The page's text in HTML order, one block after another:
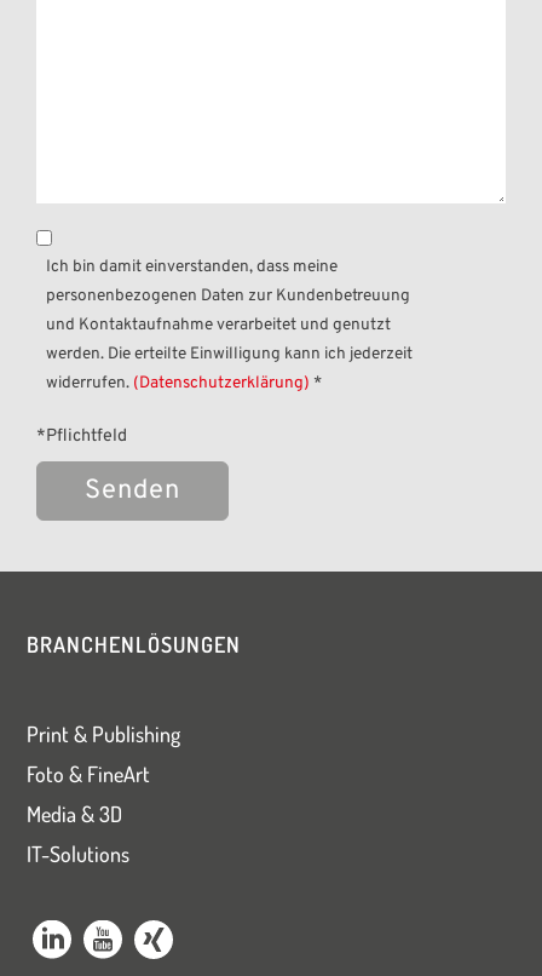
Ich bin damit einverstanden, dass meine
personenbezogenen Daten zur Kundenbetreuung
und Kontaktaufnahme verarbeitet und genutzt
werden. Die erteilte Einwilligung kann ich jederzeit
widerrufen. (Datenschutzerklärung) *
*Pflichtfeld
dieses
Feld
BRANCHENLÖSUNGEN
Print & Publishing
Foto & FineArt
Media & 3D
IT-Solutions